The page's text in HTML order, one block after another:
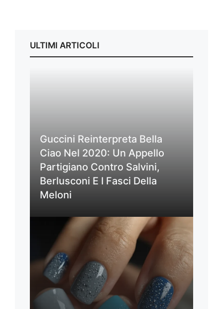
ULTIMI ARTICOLI
Guccini Reinterpreta Bella
Ciao Nel 2020: Un Appello
Partigiano Contro Salvini,
Berlusconi E I Fasci Della
Meloni